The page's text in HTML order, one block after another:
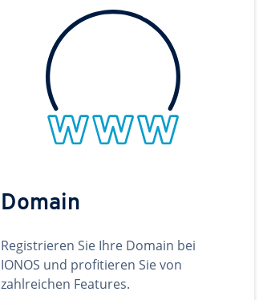
Domain
Registrieren Sie Ihre Domain bei
IONOS und profitieren Sie von
zahlreichen Features.